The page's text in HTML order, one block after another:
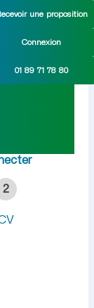
une proposition
Connexion
01 89 71 78 80
à
2